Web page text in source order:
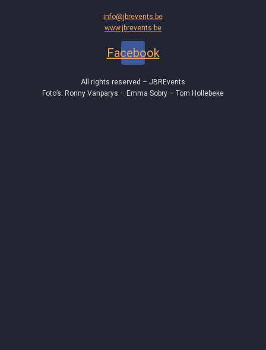
info@jbrevents.be
www.jbrevents.be
Facebook
All rights reserved – JBREvents
Foto’s: Ronny Vanparys – Emma Sobry – Tom Hollebeke